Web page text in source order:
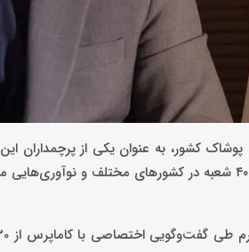
فعال در صنعت پوشاک کشور، ‌به عنوان یکی از
مجموعه ضمن تحلیل تجاربی همچون تاسیس بیش از ۴۰ شعبه در